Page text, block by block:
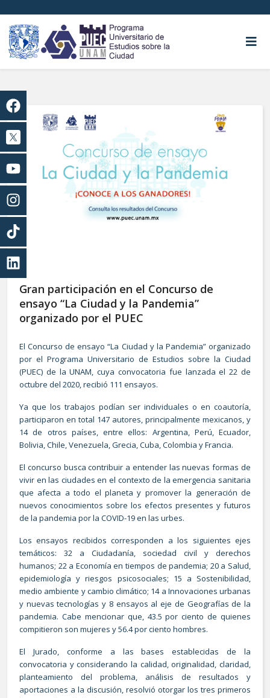
Gran participación en el Concurso de
ensayo “La Ciudad y la Pandemia”
organizado por el PUEC
El Concurso de ensayo “La Ciudad y la Pandemia” organizado
por el Programa Universitario de Estudios sobre la Ciudad
(PUEC) de la UNAM, cuya convocatoria fue lanzada el 22 de
octubre del 2020, recibió 111 ensayos.
Ya que los trabajos podían ser individuales o en coautoría,
participaron en total 147 autores, principalmente mexicanos, y
14 de otros países, entre ellos: Argentina, Perú, Ecuador,
Bolivia, Chile, Venezuela, Grecia, Cuba, Colombia y Francia.
El concurso busca contribuir a entender las nuevas formas de
vivir en las ciudades en el contexto de la emergencia sanitaria
que afecta a todo el planeta y promover la generación de
nuevos conocimientos sobre los efectos presentes y futuros
de la pandemia por la COVID-19 en las urbes.
Los ensayos recibidos corresponden a los siguientes ejes
temáticos: 32 a Ciudadanía, sociedad civil y derechos
humanos; 22 a Economía en tiempos de pandemia; 20 a Salud,
epidemiología y riesgos psicosociales; 15 a Sostenibilidad,
medio ambiente y cambio climático; 14 a Innovaciones urbanas
y nuevas tecnologías y 8 ensayos al eje de Geografías de la
pandemia. Cabe mencionar que, 43.5 por ciento de quienes
compitieron son mujeres y 56.4 por ciento hombres.
El Jurado, conforme a las bases establecidas de la
convocatoria y considerando la calidad, originalidad, claridad,
planteamiento del problema, análisis de resultados y
aportaciones a la discusión, resolvió otorgar los tres primeros